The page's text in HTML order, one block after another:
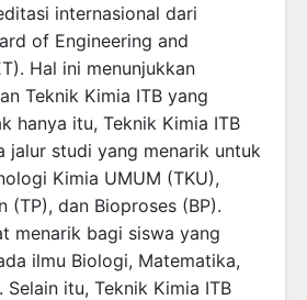
internasional dari
of Engineering and
Hal ini menunjukkan
Teknik Kimia ITB yang
hanya itu, Teknik Kimia ITB
jalur studi yang menarik untuk
Kimia UMUM (TKU),
(TP), dan Bioproses (BP).
menarik bagi siswa yang
ilmu Biologi, Matematika,
Selain itu, Teknik Kimia ITB